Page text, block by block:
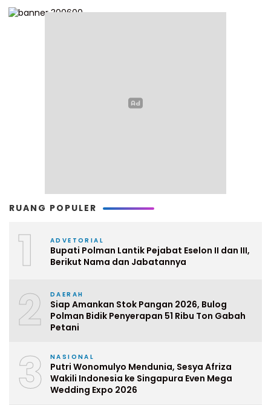
RUANG POPULER
1 ADVETORIAL
Bupati Polman Lantik Pejabat Eselon II dan III,
Berikut Nama dan Jabatannya
2 DAERAH
Siap Amankan Stok Pangan 2026, Bulog
Polman Bidik Penyerapan 51 Ribu Ton Gabah
Petani
3 NASIONAL
Putri Wonomulyo Mendunia, Sesya Afriza
Wakili Indonesia ke Singapura Even Mega
Wedding Expo 2026